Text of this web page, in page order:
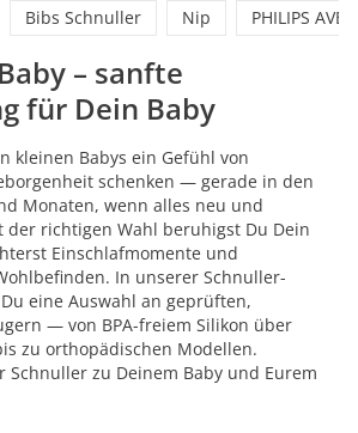
Bibs Schnuller Nip PHILIPS
– sanfte
für Dein Baby
kleinen Babys ein Gefühl von
schenken — gerade in den
Monaten, wenn alles neu und
richtigen Wahl beruhigst Du Dein
Einschlafmomente und
In unserer Schnuller-
eine Auswahl an geprüften,
— von BPA-freiem Silikon über
zu orthopädischen Modellen.
Schnuller zu Deinem Baby und Eurem